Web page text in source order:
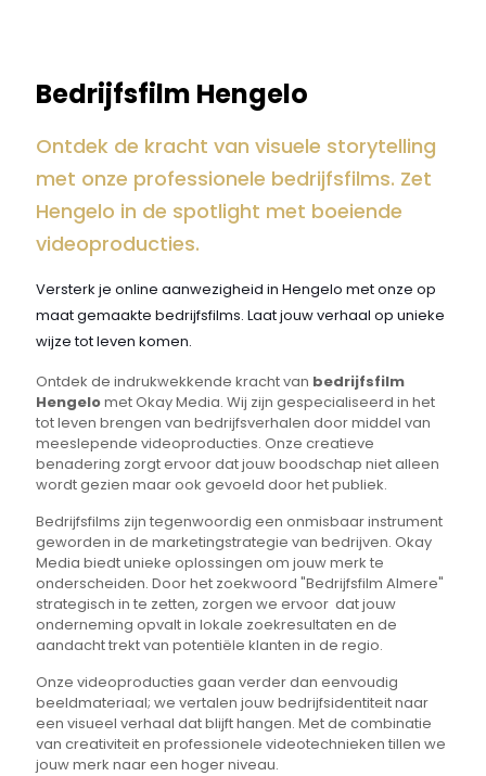
Bedrijfsfilm Hengelo
Ontdek de kracht van visuele storytelling
met onze professionele bedrijfsfilms. Zet
Hengelo in de spotlight met boeiende
videoproducties.
Versterk je online aanwezigheid in Hengelo met onze op
maat gemaakte bedrijfsfilms. Laat jouw verhaal op unieke
wijze tot leven komen.
Ontdek de indrukwekkende kracht van bedrijfsfilm
Hengelomet Okay Media. Wij zijn gespecialiseerd in het
tot leven brengen van bedrijfsverhalen door middel van
meeslepende videoproducties. Onze creatieve
benadering zorgt ervoor dat jouw boodschap niet alleen
wordt gezien maar ook gevoeld door het publiek.
Bedrijfsfilms zijn tegenwoordig een onmisbaar instrument
geworden in de marketingstrategie van bedrijven. Okay
Media biedt unieke oplossingen om jouw merk te
onderscheiden. Door het zoekwoord "Bedrijfsfilm Almere"
strategisch in te zetten, zorgen we ervoor dat jouw
onderneming opvalt in lokale zoekresultaten en de
aandacht trekt van potentiële klanten in de regio.
Onze videoproducties gaan verder dan eenvoudig
beeldmateriaal; we vertalen jouw bedrijfsidentiteit naar
een visueel verhaal dat blijft hangen. Met de combinatie
van creativiteit en professionele videotechnieken tillen we
jouw merk naar een hoger niveau.